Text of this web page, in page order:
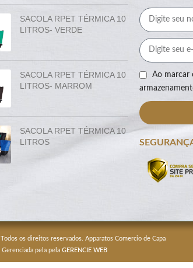
SACOLA RPET TÉRMICA 10
LITROS- VERDE
SACOLA RPET TÉRMICA 10
LITROS- MARROM
SACOLA RPET TÉRMICA 10
LITROS
Ao marcar
os direitos reservados. Apparatos Comercio de Capa
pela pela GERENCIE WEB